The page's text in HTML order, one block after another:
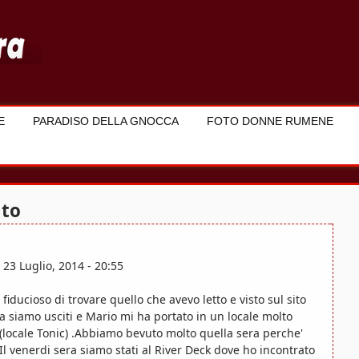
PARADISO DELLA GNOCCA FOTO DONNE RUMENE
23 Luglio, 2014 - 20:55
di trovare quello che avevo letto e visto sul sito
siamo usciti e Mario mi ha portato in un locale molto
Tonic) .Abbiamo bevuto molto quella sera perche'
venerdi sera siamo stati al River Deck dove ho incontrato